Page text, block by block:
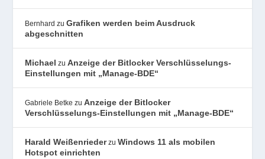
Bernhard zuGrafiken werden beim Ausdruck
abgeschnitten
Michael zuAnzeige der Bitlocker Verschlüsselungs-
Einstellungen mit „Manage-BDE“
Gabriele Betke zuAnzeige der Bitlocker
Verschlüsselungs-Einstellungen mit „Manage-BDE“
Harald WeißenriederzuWindows 11 als mobilen
Hotspot einrichten